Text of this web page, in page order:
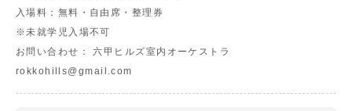
入場料： 無料・自由席・整理券
※未就学児入場不可
お問い合わせ：
六甲ヒルズ室内オーケストラ
rokkohills@gmail.com